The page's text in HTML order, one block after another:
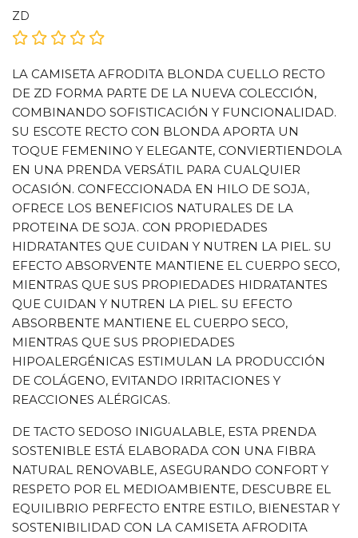
ZD
LA CAMISETA AFRODITA BLONDA CUELLO RECTO
DE ZD FORMA PARTE DE LA NUEVA COLECCIÓN,
COMBINANDO SOFISTICACIÓN Y FUNCIONALIDAD.
SU ESCOTE RECTO CON BLONDA APORTA UN
TOQUE FEMENINO Y ELEGANTE, CONVIERTIENDOLA
EN UNA PRENDA VERSÁTIL PARA CUALQUIER
OCASIÓN. CONFECCIONADA EN HILO DE SOJA,
OFRECE LOS BENEFICIOS NATURALES DE LA
PROTEINA DE SOJA. CON PROPIEDADES
HIDRATANTES QUE CUIDAN Y NUTREN LA PIEL. SU
EFECTO ABSORVENTE MANTIENE EL CUERPO SECO,
MIENTRAS QUE SUS PROPIEDADES HIDRATANTES
QUE CUIDAN Y NUTREN LA PIEL. SU EFECTO
ABSORBENTE MANTIENE EL CUERPO SECO,
MIENTRAS QUE SUS PROPIEDADES
HIPOALERGÉNICAS ESTIMULAN LA PRODUCCIÓN
DE COLÁGENO, EVITANDO IRRITACIONES Y
REACCIONES ALÉRGICAS.
DE TACTO SEDOSO INIGUALABLE, ESTA PRENDA
SOSTENIBLE ESTÁ ELABORADA CON UNA FIBRA
NATURAL RENOVABLE, ASEGURANDO CONFORT Y
RESPETO POR EL MEDIOAMBIENTE, DESCUBRE EL
EQUILIBRIO PERFECTO ENTRE ESTILO, BIENESTAR Y
SOSTENIBILIDAD CON LA CAMISETA AFRODITA